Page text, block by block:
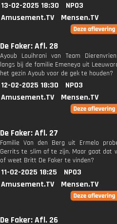
13-02-2025 18:30
NPO3
Amusement.TV
Mensen.TV
De Faker: Afl. 28
Ayoub Louihrani van Team
langs bij de familie Emeneya uit
het gezin Ayoub voor de gek te houden?
12-02-2025 18:30
NPO3
Amusement.TV
Mensen.TV
De Faker: Afl. 27
Familie Van den Berg uit Ermelo
Gerrits te slim af te zijn. Maar gaat dat
of weet Britt De Faker te vinden?
11-02-2025 18:25
NPO3
Amusement.TV
Mensen.TV
De Faker: Afl. 26